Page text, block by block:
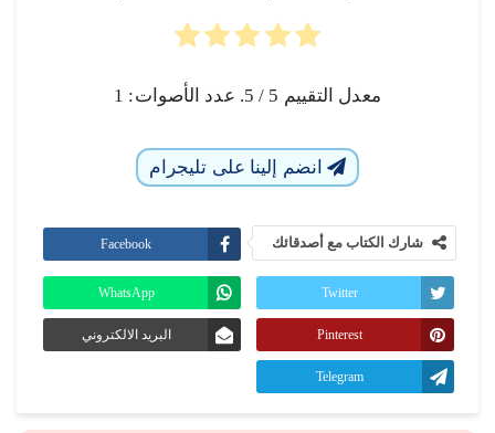
معدل التقييم 5 / 5. عدد الأصوات: 1
انضم إلينا على تليجرام
شارك الكتاب مع أصدقائك Facebook
Twitter
WhatsApp
Pinterest البريد الالكتروني
Telegram